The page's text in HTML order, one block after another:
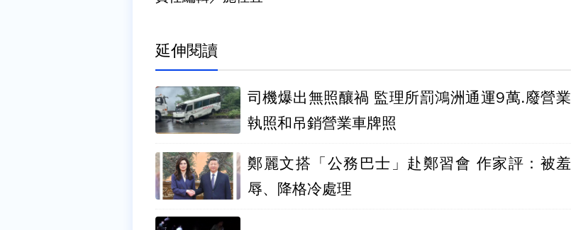
延伸閱讀
司機爆出無照釀禍 監理所罰鴻洲通運9萬.廢營業
執照和吊銷營業車牌照
鄭麗文搭「公務巴士」赴鄭習會 作家評：被羞
辱、降格冷處理